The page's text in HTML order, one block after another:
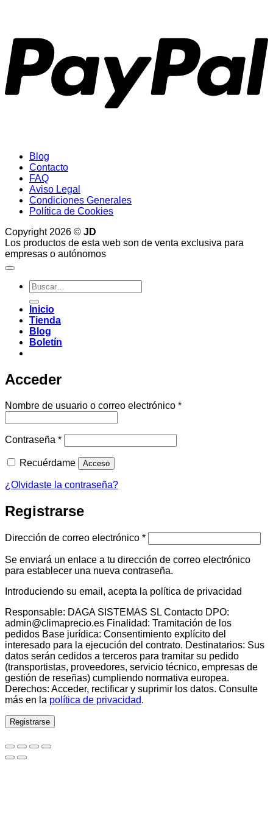
Blog
Contacto
FAQ
Aviso Legal
Condiciones Generales
Política de Cookies
Copyright 2026 © JD
Los productos de esta web son de venta exclusiva para
empresas o autónomos
Buscar
por:
Inicio
Tienda
Blog
Boletín
Acceder
Nombre de usuario o correo electrónico *Obligatorio
Contraseña *Obligatorio
Recuérdame Acceso
¿Olvidaste la contraseña?
Registrarse
Dirección de correo electrónico *Obligatorio
Se enviará un enlace a tu dirección de correo electrónico
para establecer una nueva contraseña.
Introduciendo su email, acepta la política de privacidad
Responsable: DAGA SISTEMAS SL Contacto DPO:
admin@climaprecio.es Finalidad: Tramitación de los
pedidos Base jurídica: Consentimiento explícito del
interesado para la ejecución del contrato. Destinatarios: Sus
datos serán cedidos a terceros para tramitar su pedido
(transportistas, proveedores, servicio técnico, empresas de
gestión de reseñas) cumpliendo normativa europea.
Derechos: Acceder, rectificar y suprimir los datos. Consulte
más en la política de privacidad.
Registrarse